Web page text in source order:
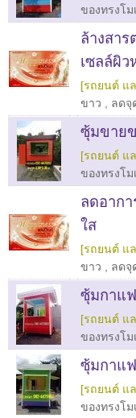
ของทรงโม
ล้างสา
เซลล์ผิว
[รถยนต์ แ
ขาว
ลดจุ
ซุ้มขายข
[รถยนต์ แ
ของทรงโม
ลดอาก
ใส
[รถยนต์ แ
ขาว
ลดจุ
ซุ้มกาแฟ
[รถยนต์ แ
ของทรงโม
ซุ้มกาแ
[รถยนต์ แ
ของทรงโม